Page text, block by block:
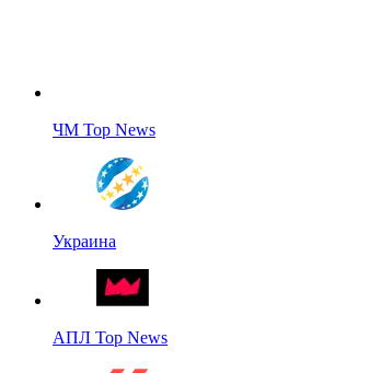
ЧМ Top News
Украина
АПЛ Top News